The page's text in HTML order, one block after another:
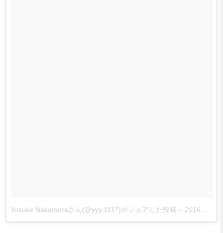
Yosuke Nakamuraさん(@yyy.1117)がシェアした投稿 – 2016 11月 8 10:33午後 PST